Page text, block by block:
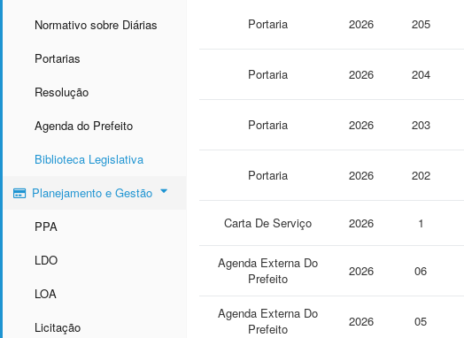
Normativo sobre Diárias
Portarias
Resolução
Agenda do Prefeito
Biblioteca Legislativa
Planejamento e Gestão
PPA
LDO
LOA
Licitação
Portaria 2026 205
Portaria 2026 204
Portaria 2026 203
Portaria 2026 202
Carta De Serviço 2026 1
Agenda Externa Do
Prefeito
2026 06
Agenda Externa Do
Prefeito
2026 05